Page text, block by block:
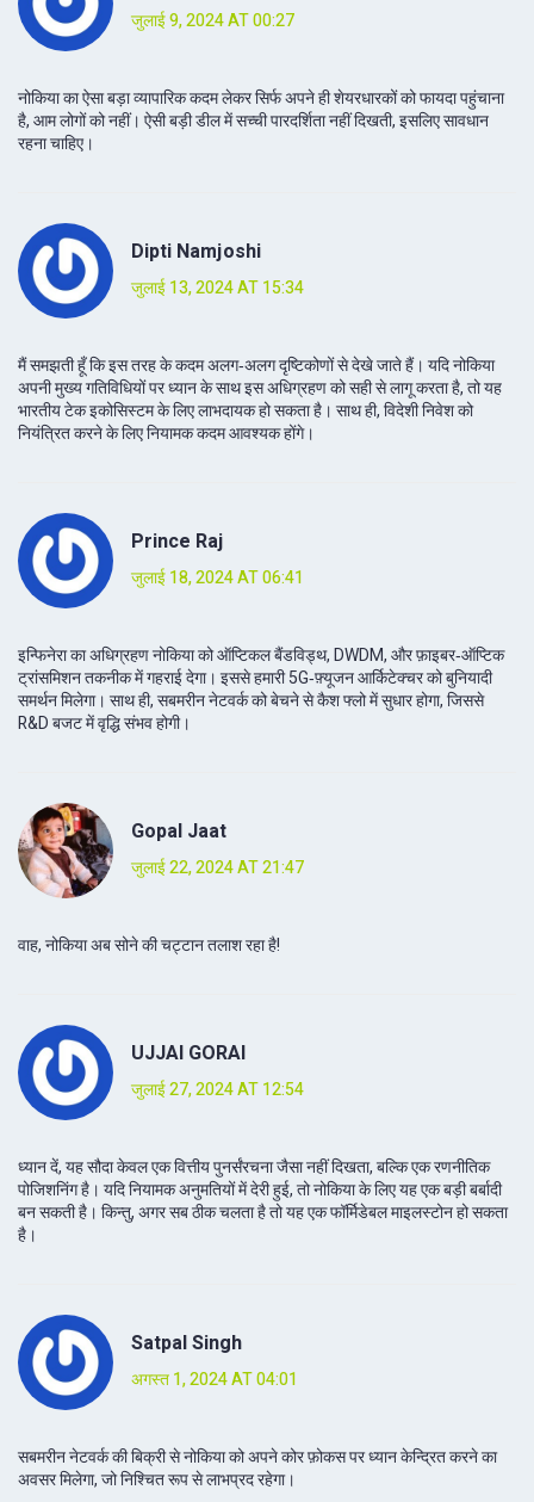
जुलाई 9, 2024 AT 00:27
नोकिया का ऐसा बड़ा व्यापारिक कदम लेकर सिर्फ अपने ही शेयरधारकों को फायदा पहुंचाना
है, आम लोगों को नहीं। ऐसी बड़ी डील में सच्ची पारदर्शिता नहीं दिखती, इसलिए सावधान
रहना चाहिए।
Dipti Namjoshi
जुलाई 13, 2024 AT 15:34
मैं समझती हूँ कि इस तरह के कदम अलग‑अलग दृष्टिकोणों से देखे जाते हैं। यदि नोकिया
अपनी मुख्य गतिविधियों पर ध्यान के साथ इस अधिग्रहण को सही से लागू करता है, तो यह
भारतीय टेक इकोसिस्टम के लिए लाभदायक हो सकता है। साथ ही, विदेशी निवेश को
नियंत्रित करने के लिए नियामक कदम आवश्यक होंगे।
Prince Raj
जुलाई 18, 2024 AT 06:41
इन्फिनेरा का अधिग्रहण नोकिया को ऑप्टिकल बैंडविड्थ, DWDM, और फ़ाइबर‑ऑप्टिक
ट्रांसमिशन तकनीक में गहराई देगा। इससे हमारी 5G‑फ़्यूजन आर्किटेक्चर को बुनियादी
समर्थन मिलेगा। साथ ही, सबमरीन नेटवर्क को बेचने से कैश फ्लो में सुधार होगा, जिससे
R&D बजट में वृद्धि संभव होगी।
Gopal Jaat
जुलाई 22, 2024 AT 21:47
वाह, नोकिया अब सोने की चट्टान तलाश रहा है!
UJJAl GORAI
जुलाई 27, 2024 AT 12:54
ध्यान दें, यह सौदा केवल एक वित्तीय पुनर्संरचना जैसा नहीं दिखता, बल्कि एक रणनीतिक
पोजिशनिंग है। यदि नियामक अनुमतियों में देरी हुई, तो नोकिया के लिए यह एक बड़ी बर्बादी
बन सकती है। किन्तु, अगर सब ठीक चलता है तो यह एक फॉर्मिडेबल माइलस्टोन हो सकता
है।
Satpal Singh
अगस्त 1, 2024 AT 04:01
सबमरीन नेटवर्क की बिक्री से नोकिया को अपने कोर फ़ोकस पर ध्यान केन्द्रित करने का
अवसर मिलेगा, जो निश्चित रूप से लाभप्रद रहेगा।